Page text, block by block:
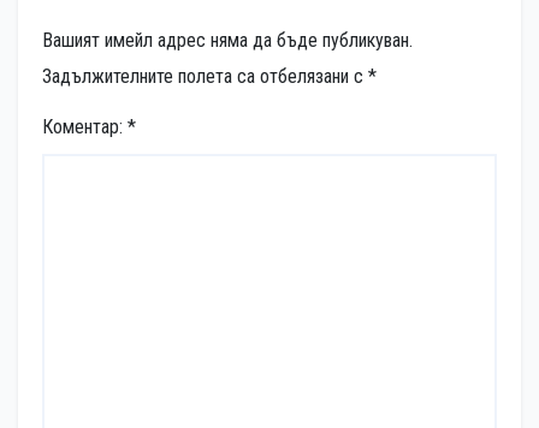
Вашият имейл адрес няма да бъде публикуван.
Задължителните полета са отбелязани с *
Коментар: *